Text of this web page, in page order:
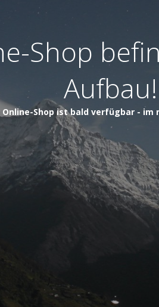
Shop
Aufbau!
Shop ist bald verfügbar -